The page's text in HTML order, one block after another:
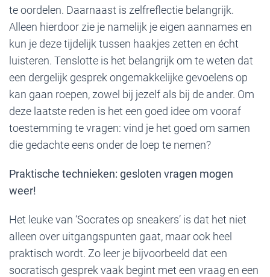
te oordelen. Daarnaast is zelfreflectie belangrijk.
Alleen hierdoor zie je namelijk je eigen aannames en
kun je deze tijdelijk tussen haakjes zetten en écht
luisteren. Tenslotte is het belangrijk om te weten dat
een dergelijk gesprek ongemakkelijke gevoelens op
kan gaan roepen, zowel bij jezelf als bij de ander. Om
deze laatste reden is het een goed idee om vooraf
toestemming te vragen: vind je het goed om samen
die gedachte eens onder de loep te nemen?
Praktische technieken: gesloten vragen mogen
weer!
Het leuke van ‘Socrates op sneakers’ is dat het niet
alleen over uitgangspunten gaat, maar ook heel
praktisch wordt. Zo leer je bijvoorbeeld dat een
socratisch gesprek vaak begint met een vraag en een